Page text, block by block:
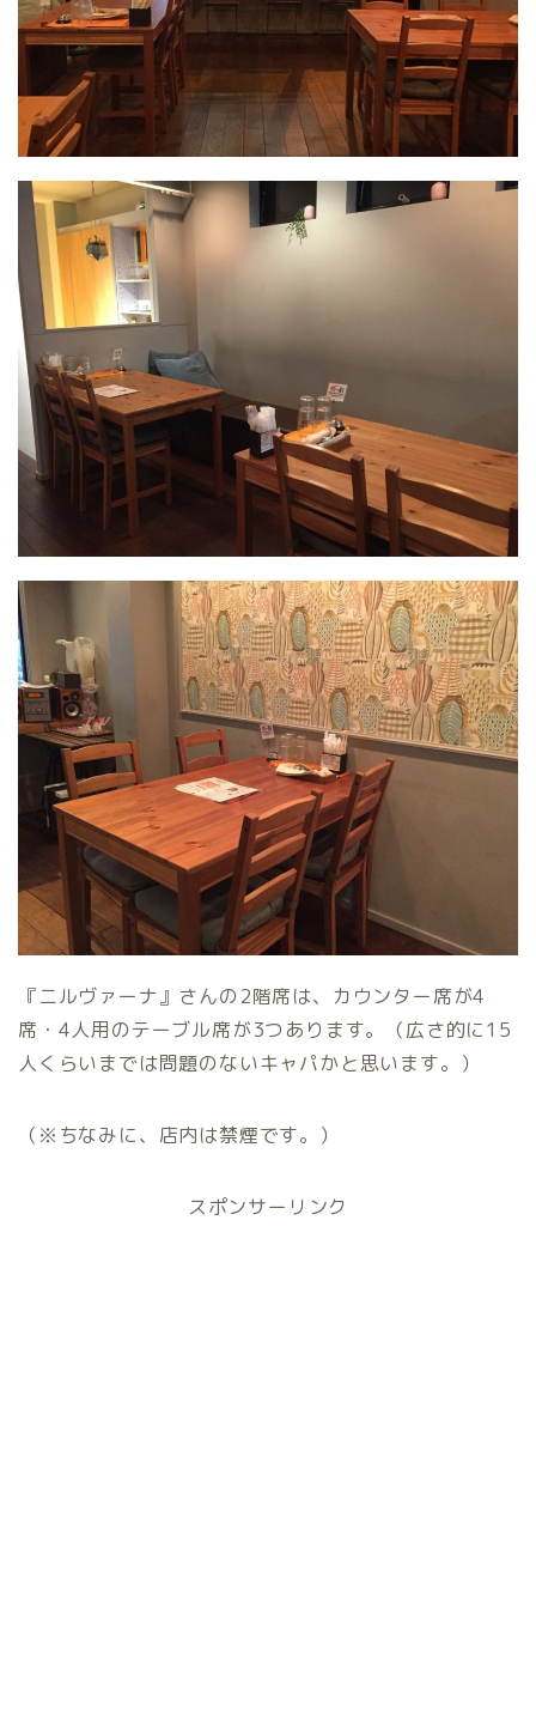
『ニルヴァーナ』さんの2階席は、カウンター席が4
席・4人用のテーブル席が3つあります。（広さ的に15
人くらいまでは問題のないキャパかと思います。）
（※ちなみに、店内は禁煙です。）
スポンサーリンク